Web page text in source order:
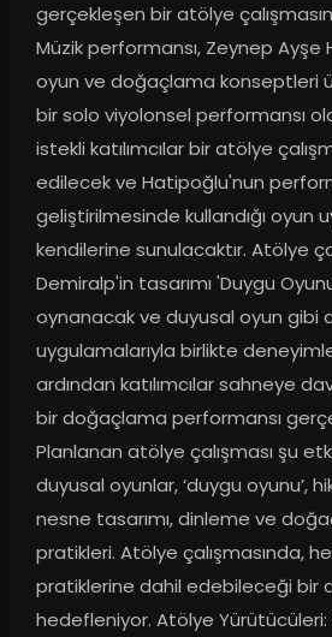
gerçekleşen bir atölye
Müzik performansı, Zeynep Ayşe
oyun ve doğaçlama konseptleri
bir solo viyolonsel performansı
istekli katılımcılar bir atölye
edilecek ve Hatipoğlu'nun
geliştirilmesinde kullandığı oyun
kendilerine sunulacaktır. Atölye
Demiralp'in tasarımı 'Duygu
oynanacak ve duyusal oyun gibi
uygulamalarıyla birlikte
ardından katılımcılar sahneye
bir doğaçlama performansı
Planlanan atölye çalışması şu
duyusal oyunlar, ‘duygu oyunu’,
nesne tasarımı, dinleme ve
pratikleri. Atölye çalışmasında,
pratiklerine dahil edebileceği bir
hedefleniyor. Atölye Yürütücüleri: